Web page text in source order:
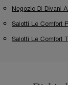
Negozio Di Divani
Salotti Le Comfort
Salotti Le Comfort